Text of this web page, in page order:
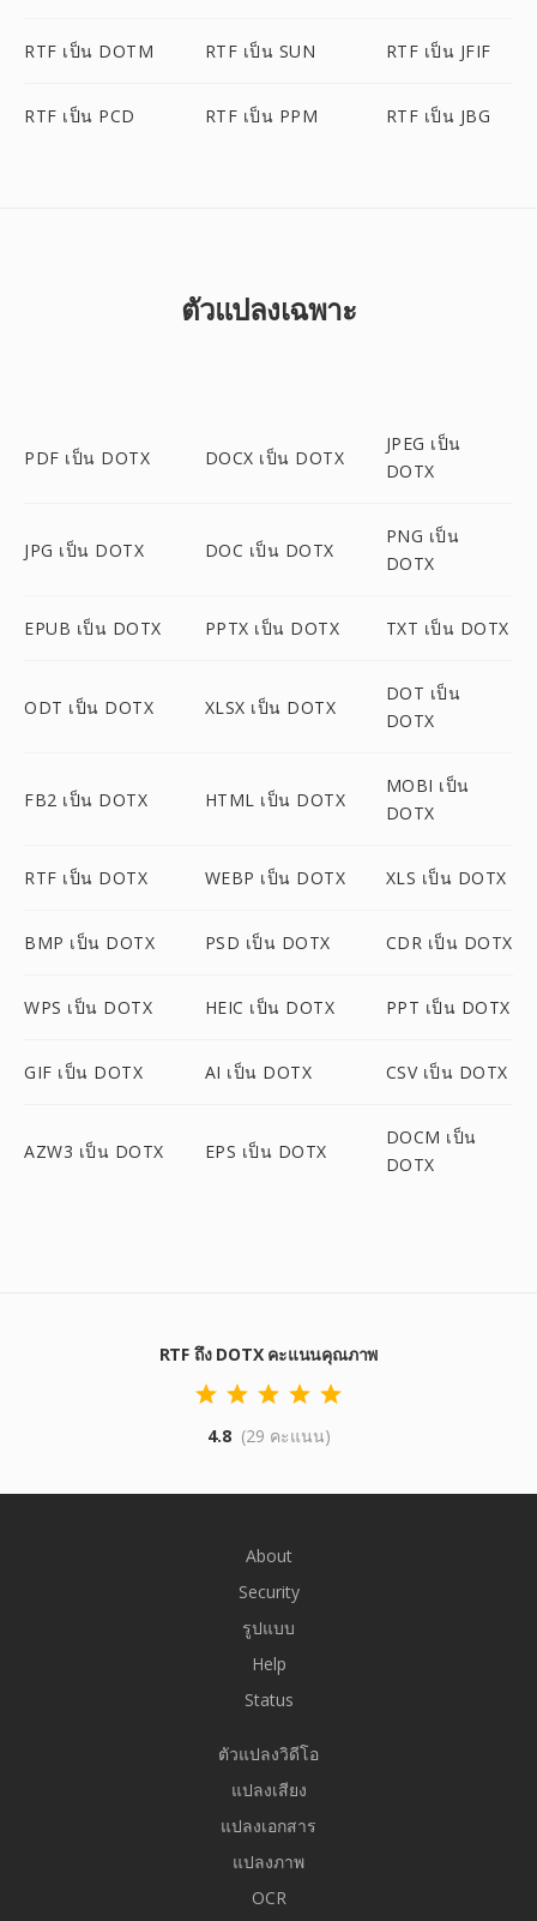
RTF เป็น DOTM RTF เป็น SUN RTF เป็น JFIF
RTF เป็น PCD RTF เป็น PPM RTF เป็น JBG
ตัวแปลงเฉพาะ
PDF เป็น DOTX DOCX เป็น DOTX
JPEG เป็น
DOTX
JPG เป็น DOTX DOC เป็น DOTX
PNG เป็น
DOTX
EPUB เป็น DOTX PPTX เป็น DOTX TXT เป็น DOTX
ODT เป็น DOTX XLSX เป็น DOTX
DOT เป็น
DOTX
FB2 เป็น DOTX HTML เป็น DOTX
MOBI เป็น
DOTX
RTF เป็น DOTX WEBP เป็น DOTX XLS เป็น DOTX
BMP เป็น DOTX PSD เป็น DOTX CDR เป็น DOTX
WPS เป็น DOTX HEIC เป็น DOTX PPT เป็น DOTX
GIF เป็น DOTX AI เป็น DOTX CSV เป็น DOTX
AZW3 เป็น DOTX EPS เป็น DOTX
DOCM เป็น
DOTX
RTF ถึง DOTX คะแนนคุณภาพ
4.8 (29 คะแนน)
About
Security
รูปแบบ
Help
Status
ตัวแปลงวิดีโอ
แปลงเสียง
แปลงเอกสาร
แปลงภาพ
OCR